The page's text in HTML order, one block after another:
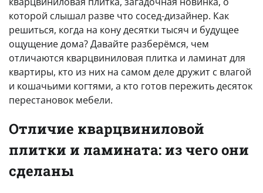
которой слышал разве что сосед-дизайнер. Как
решиться, когда на кону десятки тысяч и будущее
ощущение дома? Давайте разберёмся, чем
отличаются кварцвиниловая плитка и ламинат для
квартиры, кто из них на самом деле дружит с влагой
и кошачьими когтями, а кто готов пережить десяток
перестановок мебели.
Отличие кварцвиниловой
плитки и ламината: из чего они
сделаны